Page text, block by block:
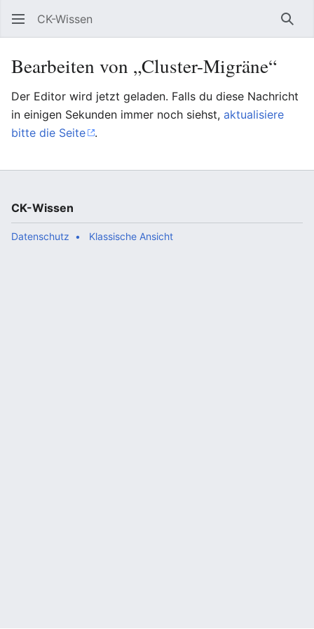
CK-Wissen
Bearbeiten von „Cluster-Migräne“
Der Editor wird jetzt geladen. Falls du diese Nachricht
in einigen Sekunden immer noch siehst, aktualisiere
bitte die Seite
.
CK-Wissen
Datenschutz Klassische Ansicht